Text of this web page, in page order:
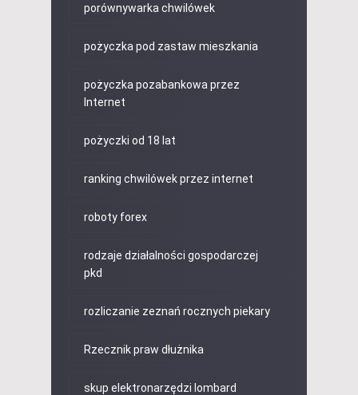
porównywarka chwilówek
pożyczka pod zastaw mieszkania
pożyczka pozabankowa przez
Internet
pożyczki od 18 lat
ranking chwilówek przez internet
roboty forex
rodzaje działalności gospodarczej
pkd
rozliczanie zeznań rocznych piekary
Rzecznik praw dłużnika
skup elektronarzędzi lombard